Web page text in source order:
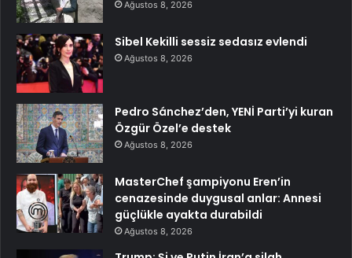
Ağustos 8, 2026
Sibel Kekilli sessiz sedasız evlendi
Ağustos 8, 2026
Pedro Sánchez’den, YENİ Parti’yi kuran
Özgür Özel’e destek
Ağustos 8, 2026
MasterChef şampiyonu Eren’in
cenazesinde duygusal anlar: Annesi
güçlükle ayakta durabildi
Ağustos 8, 2026